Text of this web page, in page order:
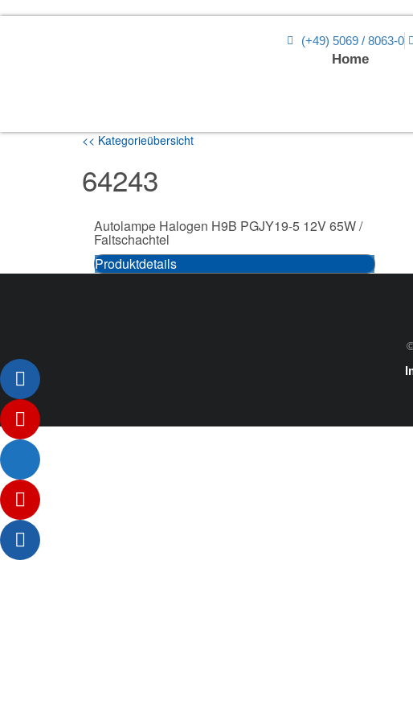
(+49) 5069 / 8063-0
Home
<< Kategorieübersicht
64243
Autolampe Halogen H9B PGJY19-5 12V 65W /
Faltschachtel
Produktdetails